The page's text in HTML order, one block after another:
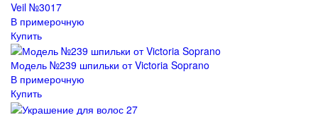
Veil №3017
В примерочную
Купить
Модель №239 шпильки от Victoria Soprano
В примерочную
Купить